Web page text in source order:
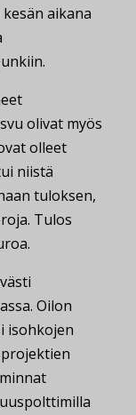
aikana
olivat myös
olleet
niistä
tuloksen,
Tulos
Oilon
isohkojen